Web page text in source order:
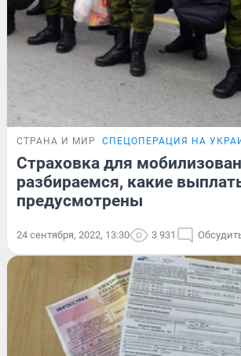
СТРАНА И МИР СПЕЦОПЕРАЦИЯ НА
Страховка для
разбираемся, какие
предусмотрены
24 сентября, 2022, 13:30 3 931